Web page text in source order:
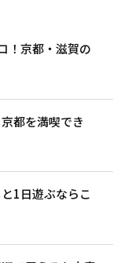
！京都・滋賀の
都を満喫でき
1日遊ぶならこ